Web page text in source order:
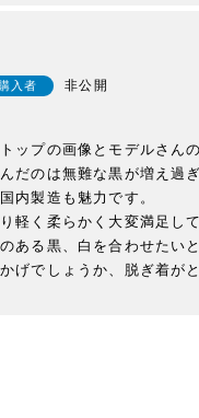
入者
非公開
ップの画像とモデルさん
だのは無難な黒が増え過
内製造も魅力です。
軽く柔らかく大変満足して
ある黒、白を合わせたい